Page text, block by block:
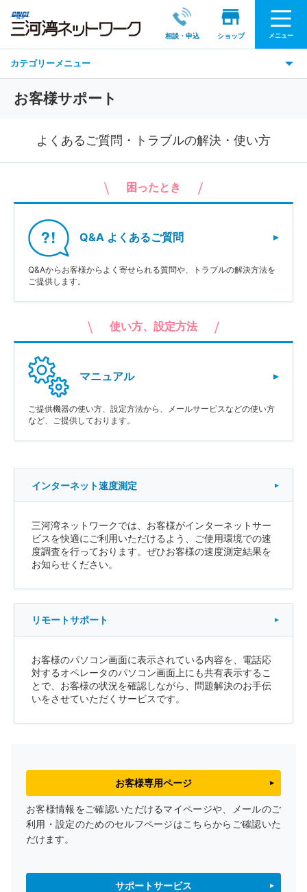
相談・申込 ショップ メニュー
カテゴリーメニュー
お客様サポート
よくあるご質問・トラブルの解決・使い方
困ったとき
Q&A よくあるご質問
Q&Aからお客様からよく寄せられる質問や、トラブルの解決方法を
ご提供します。
使い方、設定方法
マニュアル
ご提供機器の使い方、設定方法から、メールサービスなどの使い方
など、ご提供しております。
インターネット速度測定
三河湾ネットワークでは、お客様がインターネットサー
ビスを快適にご利用いただけるよう、ご使用環境での速
度調査を行っております。ぜひお客様の速度測定結果を
お知らせください。
リモートサポート
お客様のパソコン画面に表示されている内容を、電話応
対するオペレータのパソコン画面上にも共有表示するこ
とで、お客様の状況を確認しながら、問題解決のお手伝
いをさせていただくサービスです。
お客様専用ページ
お客様情報をご確認いただけるマイページや、メールのご
利用・設定のためのセルフページはこちらからご確認いた
だけます。
サポートサービス